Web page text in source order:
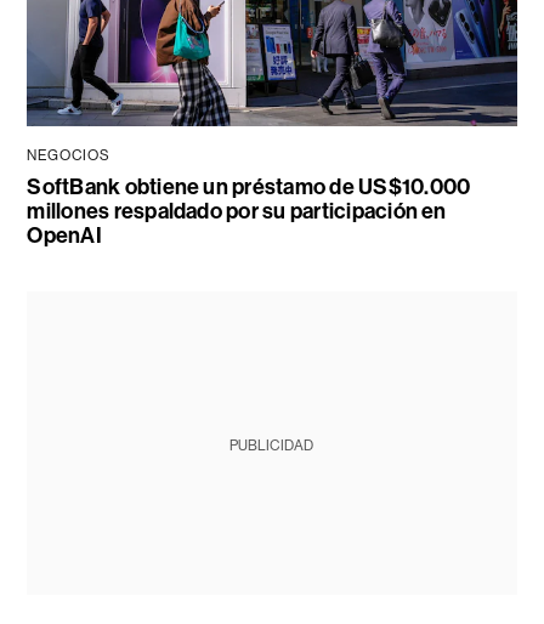
NEGOCIOS
SoftBank obtiene un préstamo de US$10.000
millones respaldado por su participación en
OpenAI
PUBLICIDAD